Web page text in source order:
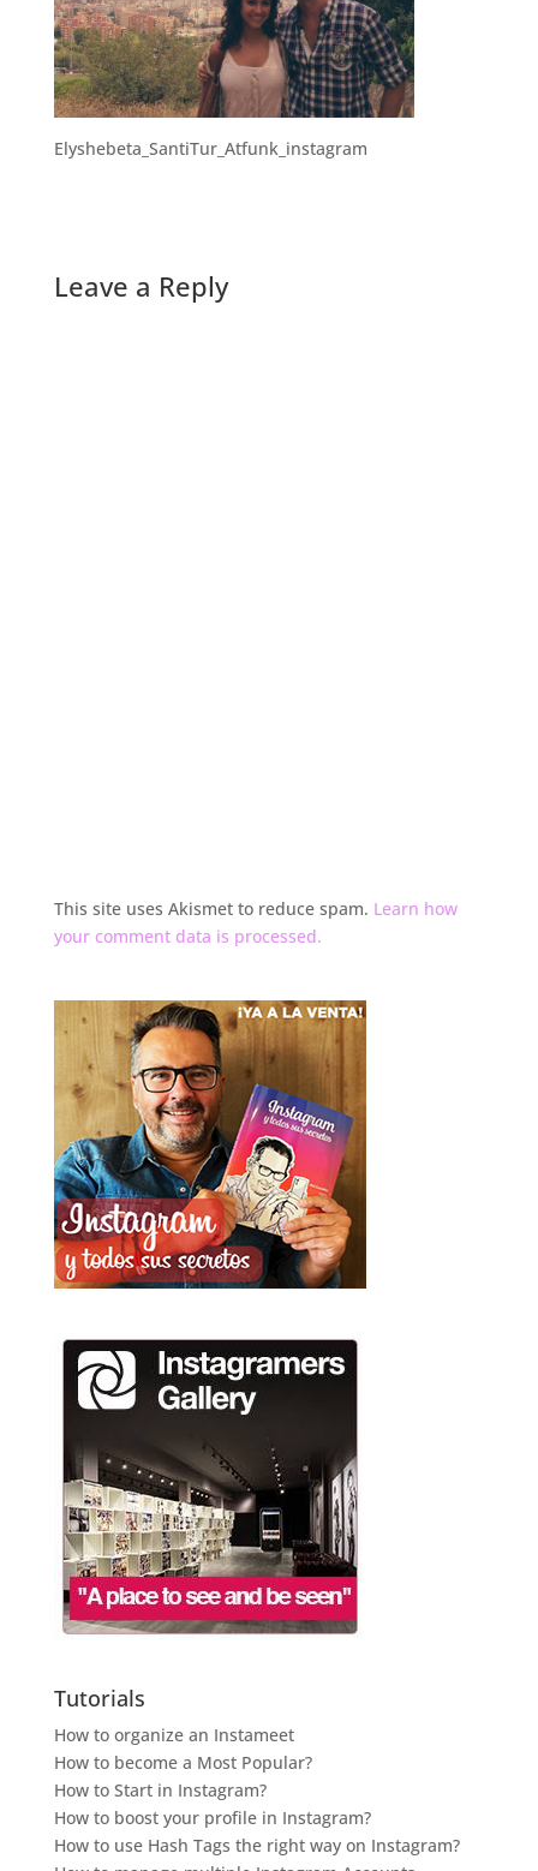
Elyshebeta_SantiTur_Atfunk_instagram
Leave a Reply
This site uses Akismet to reduce spam. Learn how
your comment data is processed.
Tutorials
How to organize an Instameet
How to become a Most Popular?
How to Start in Instagram?
How to boost your profile in Instagram?
How to use Hash Tags the right way on Instagram?